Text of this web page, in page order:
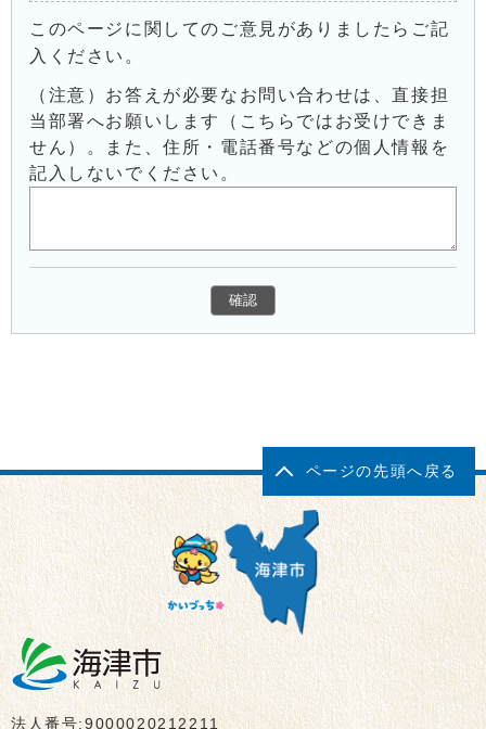
このページに関してのご意見がありましたらご記
入ください。
（注意）お答えが必要なお問い合わせは、直接担
当部署へお願いします（こちらではお受けできま
せん）。また、住所・電話番号などの個人情報を
記入しないでください。
ページの先頭へ戻る
法人番号:9000020212211